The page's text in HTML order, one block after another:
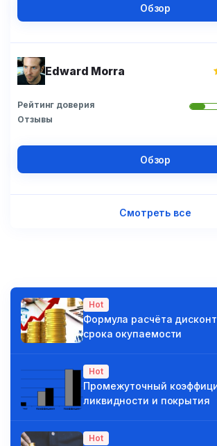
Обзор
Edward Morra
Рейтинг доверия
Отзывы
Обзор
Смотреть все
Hot
Формула расчёта
срока окупаемости
Hot
Промежуточный
ликвидности и покрытия
Hot